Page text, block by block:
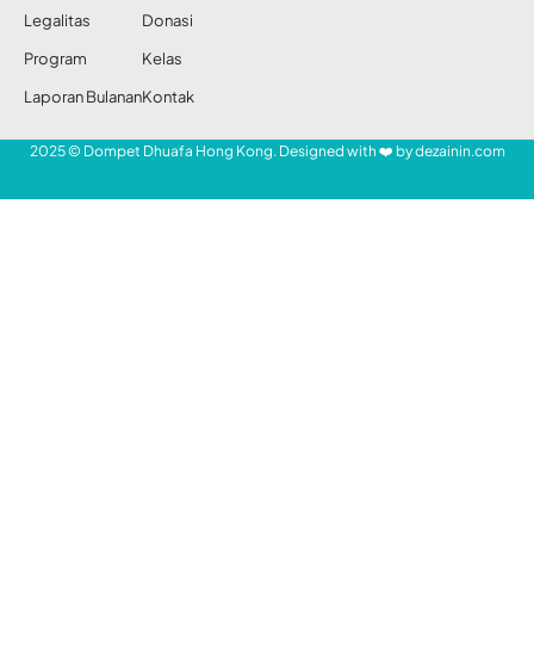
Abdul Razak
26 Agu 2023